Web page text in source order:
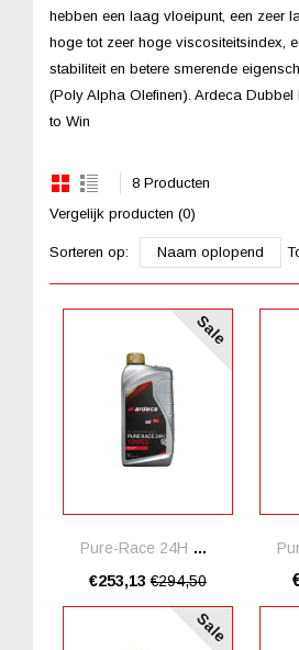
hebben een laag vloeipunt, een zeer
hoge tot zeer hoge viscositeitsindex,
stabiliteit en betere smerende
(Poly Alpha Olefinen). Ardeca Dubbel
to Win
8 Producten
Vergelijk producten (0)
Sorteren op: Naam oplopend
Sale
Pure-Race 24H 10W60 *20 Liter
€253,13€294,50
Sale